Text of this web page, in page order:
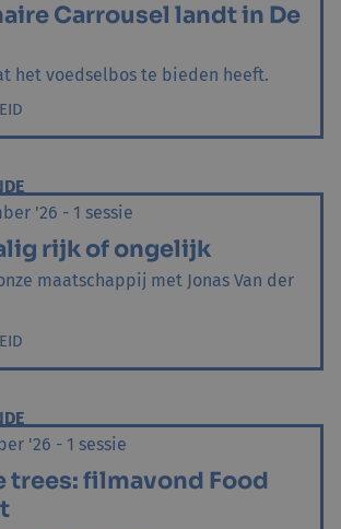
Carrousel landt in De
het voedselbos te bieden heeft.
'26 - 1 sessie
rijk of ongelijk
maatschappij met Jonas Van der
'26 - 1 sessie
trees: filmavond Food